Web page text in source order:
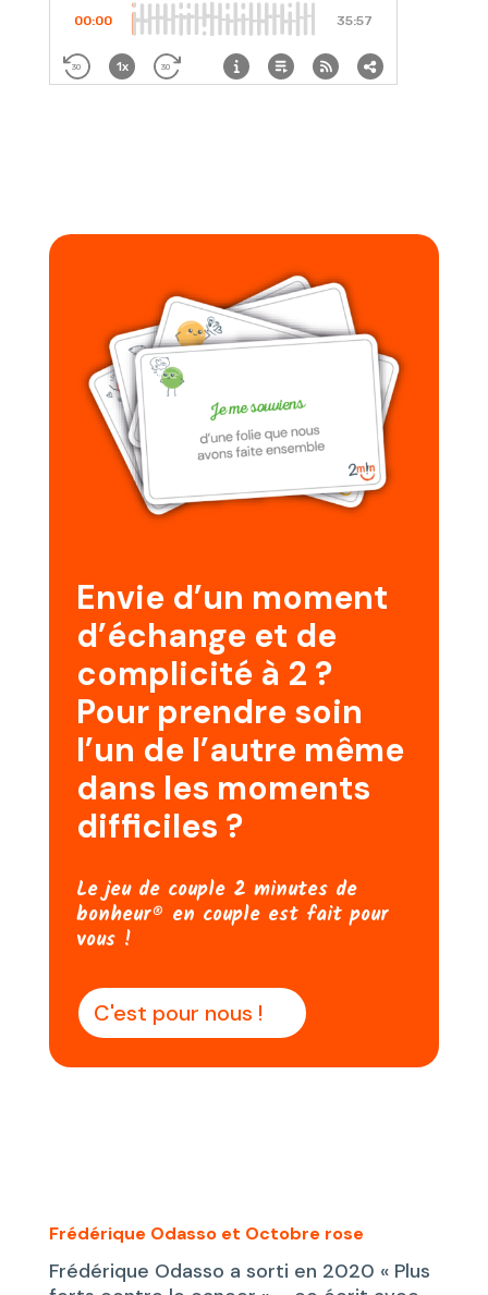
Envie d’un moment
d’échange et de
complicité à 2 ?
Pour prendre soin
l’un de l’autre même
dans les moments
difficiles ?
Le jeu de couple 2 minutes de
bonheur® en couple est fait pour
vous !
C'est pour nous !
Frédérique Odasso et Octobre rose
Frédérique Odasso a sorti en 2020 « Plus